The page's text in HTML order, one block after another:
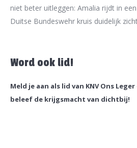
niet beter uitleggen: Amalia rijdt in
Duitse Bundeswehr kruis duidelijk
Word ook lid!
Meld je aan als lid van KNV Ons Leger
beleef de krijgsmacht van dichtbij!